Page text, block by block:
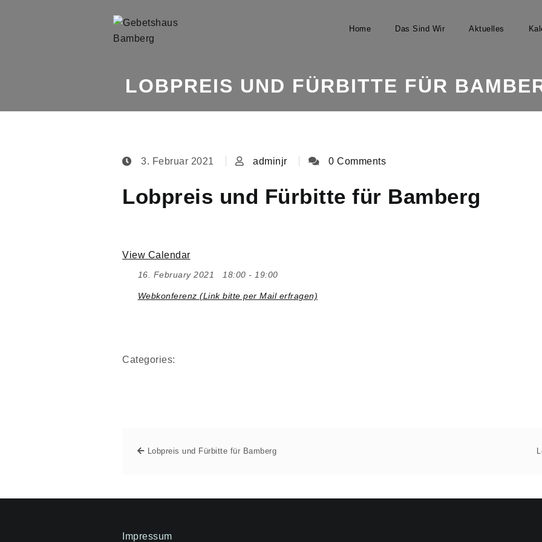
Home Das Sind Wir Aktuelles
LOBPREIS UND FÜRBITTE FÜR
3. Februar 2021 adminjr 0 Comments
Lobpreis und Fürbitte für Bamberg
View Calendar
16. February 2021 18:00 - 19:00
Webkonferenz (Link bitte per Mail erfragen)
Categories:
Lobpreis und Fürbitte für Bamberg
Impressum